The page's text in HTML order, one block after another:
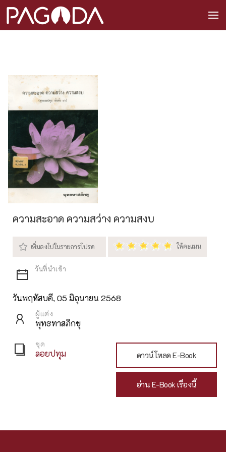
ความสะอาด ความสว่าง ความสงบ
วันพฤหัสบดี, 05 มิถุนายน 2568
ผู้แต่ง
พุทธทาสภิกขุ
ชุด
ลอยปทุม ดาวน์โหลด E-Book
อ่าน E-Book เรื่องนี้